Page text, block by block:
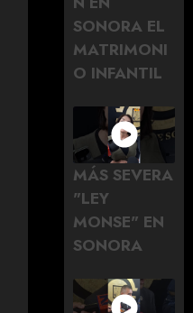
SONORA EL
MATRIMONI
O INFANTIL
MÁS SEVERA
"LEY
MONSE" EN
SONORA